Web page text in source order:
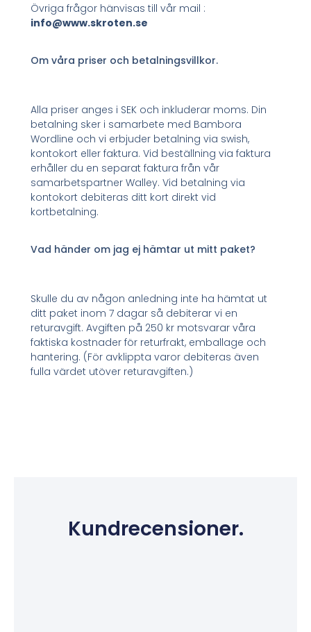
Övriga frågor hänvisas till vår mail :
info@www.skroten.se
Om våra priser och betalningsvillkor.
Alla priser anges i SEK och inkluderar moms. Din
betalning sker i samarbete med Bambora
Wordline och vi erbjuder betalning via swish,
kontokort eller faktura. Vid beställning via faktura
erhåller du en separat faktura från vår
samarbetspartner Walley. Vid betalning via
kontokort debiteras ditt kort direkt vid
kortbetalning.
Vad händer om jag ej hämtar ut mitt paket?
Skulle du av någon anledning inte ha hämtat ut
ditt paket inom 7 dagar så debiterar vi en
returavgift. Avgiften på 250 kr motsvarar våra
faktiska kostnader för returfrakt, emballage och
hantering. (För avklippta varor debiteras även
fulla värdet utöver returavgiften.)
Kundrecensioner.